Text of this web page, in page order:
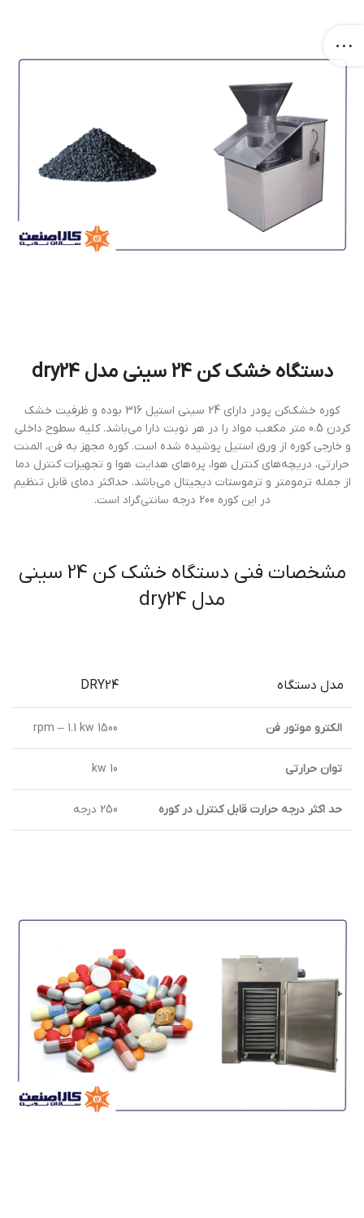
دستگاه خشک کن 24 سینی مدل dry24
کوره خشک‌کن پودر دارای 24 سینی استیل 316 بوده و ظرفیت خشک
کردن 0.5 متر مکعب مواد را در هر نوبت دارا می‌باشد. کلیه سطوح داخلی
و خارجی کوره از ورق استیل پوشیده شده است. کوره مجهز به فن، المنت
حرارتی، دریچه‌های کنترل هوا، پره‌های هدایت هوا و تجهیزات کنترل دما
از جمله ترمومتر و ترموستات دیجیتال می‌باشد. حداکثر دمای قابل تنظیم
در این کوره 200 درجه سانتی‌گراد است.
مشخصات فنی دستگاه خشک کن 24 سینی
مدل dry24
مدل دستگاه DRY24
الكترو موتور فن rpm – 1.1 kw 1500
توان حرارتي 10 kw
حد اكثر درجه حرارت قابل كنترل در كوره 250 درجه